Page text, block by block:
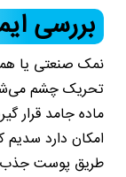
بررسی
نمک صنعتی یا
تحریک چشم
ماده جامد قرار
امکان دارد
طریق پوست جذب